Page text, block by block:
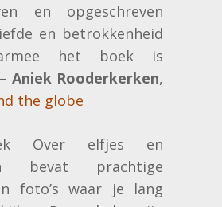
en opgeschreven
en betrokkenheid
het boek is
Aniek Rooderkerken,
the globe
Over elfjes en
bevat prachtige
foto’s waar je lang